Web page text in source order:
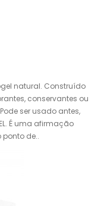
natural. Construído
conservantes ou
ser usado antes,
É uma afirmação
de..